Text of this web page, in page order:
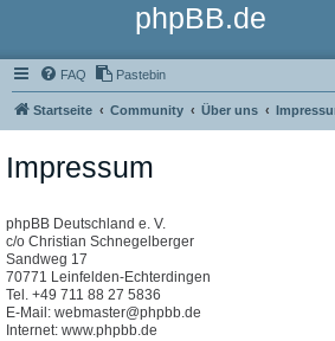
phpBB.de
FAQ Pastebin
Startseite Community Über uns
Impressum
phpBB Deutschland e. V.
c/o Christian Schnegelberger
Sandweg 17
70771 Leinfelden-Echterdingen
Tel. +49 711 88 27 5836
E-Mail: webmaster@phpbb.de
Internet: www.phpbb.de